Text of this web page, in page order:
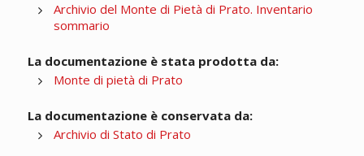
Archivio del Monte di Pietà di Prato. Inventario
sommario
La documentazione è stata prodotta da:
Monte di pietà di Prato
La documentazione è conservata da:
Archivio di Stato di Prato